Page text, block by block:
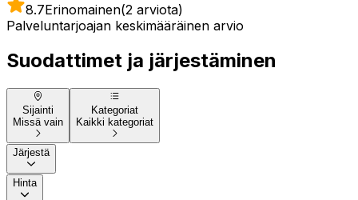
8.7Erinomainen(2 arviota)
Palveluntarjoajan keskimääräinen arvio
Suodattimet ja järjestäminen
Sijainti
Missä vain
Kategoriat
Kaikki kategoriat
Järjestä
Hinta